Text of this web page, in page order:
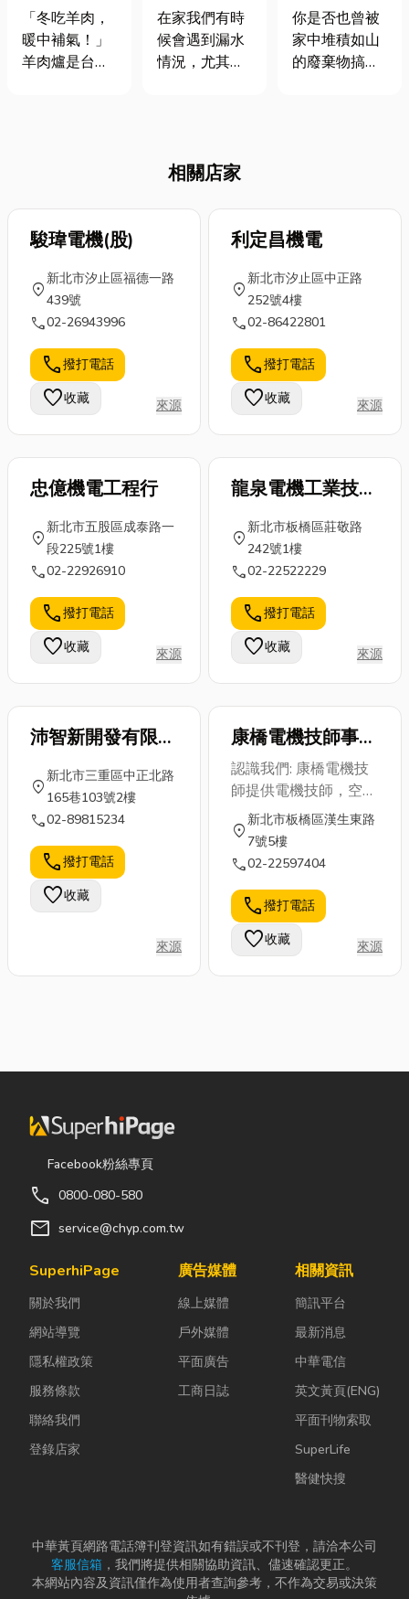
略！從由來到
不腥秘訣，一
篇掌握暖心藥
「冬吃羊肉，
暖中補氣！」
羊肉爐是台灣
人擠人，透過
便利的羊肉爐
輕鬆享受這份
暖冬美味。接
下來，讓小編
教您，從由
來、食材到烹
煮秘訣，一次
搞懂羊肉爐的
「元氣學」！
...
後漏水不用
怕！漏水處理
這樣解！
在家我們有時
候會遇到漏水
情況，尤其前
聽的抓漏意思
源頭在哪裡，
畢竟如果發現
況，卻還是放
易孳生壁癌或
是家具及櫃體
受潮，影響結
構和載重，今
天小編就來分
享一下有關台
中...
別廢棄物堆
積，還你清爽
生活空間！
你是否也曾被
家中堆積如山
的廢棄物搞得
卻不知如何處
理的陳年舊
片美麗的土地
上，妥善處理
這些「甜蜜的
負擔」與享受
大自然同等重
要！如果處理
不當，不只影
響居住品質，
更可...
相關店家
駿瑋電機(股)
location_on
新北市汐止區福德一路
439號
call02-26943996
call撥打電話
favorite收藏 來源
利定昌機電
location_on
新北市汐止區中正路
252號4樓
call02-86422801
call撥打電話
favorite收藏 來源
忠億機電工程行
location_on
新北市五股區成泰路一
段225號1樓
call02-22926910
call撥打電話
favorite收藏 來源
龍泉電機工業技師
事務所
location_on
新北市板橋區莊敬路
242號1樓
call02-22522229
call撥打電話
favorite收藏 來源
沛智新開發有限公
location_on
新北市三重區中正北路
165巷103號2樓
call02-89815234
call撥打電話
favorite收藏
來源
康橋電機技師事務
所
認識我們: 康橋電機技
師提供電機技師，空調
技師服務之專門職業技
術人員，提供建築物機
電之規劃等服務
location_on
新北市板橋區漢生東路
7號5樓
call02-22597404
call撥打電話
favorite收藏 來源
Facebook粉絲專頁
call 0800-080-580
mail service@chyp.com.tw
SuperhiPage
關於我們
網站導覽
隱私權政策
服務條款
聯絡我們
登錄店家
廣告媒體
線上媒體
戶外媒體
平面廣告
工商日誌
相關資訊
簡訊平台
最新消息
中華電信
英文黃頁(ENG)
平面刊物索取
SuperLife
醫健快搜
中華黃頁網路電話簿刊登資訊如有錯誤或不刊登，請洽本公司
客服信箱 ，我們將提供相關協助資訊、儘速確認更正。
本網站內容及資訊僅作為使用者查詢參考，不作為交易或決策